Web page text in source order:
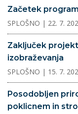
Začetek
SPLOŠNO | 22. 7.
Zaključek
izobraževanja
SPLOŠNO | 15. 7.
Posodobljen
poklicnem in